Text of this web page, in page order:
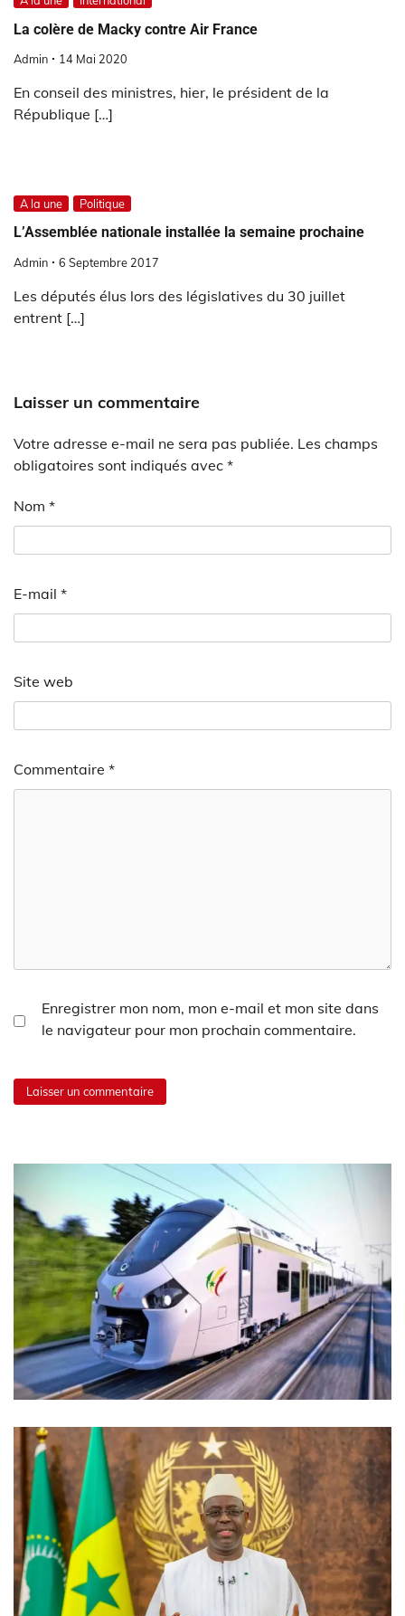
La colère de Macky contre Air France
Admin 14 Mai 2020
En conseil des ministres, hier, le président de la
République […]
A la une Politique
L’Assemblée nationale installée la semaine prochaine
Admin 6 Septembre 2017
Les députés élus lors des législatives du 30 juillet
entrent […]
Laisser un commentaire
Votre adresse e-mail ne sera pas publiée. Les champs
obligatoires sont indiqués avec *
Nom *
E-mail *
Site web
Commentaire *
Enregistrer mon nom, mon e-mail et mon site dans
le navigateur pour mon prochain commentaire.